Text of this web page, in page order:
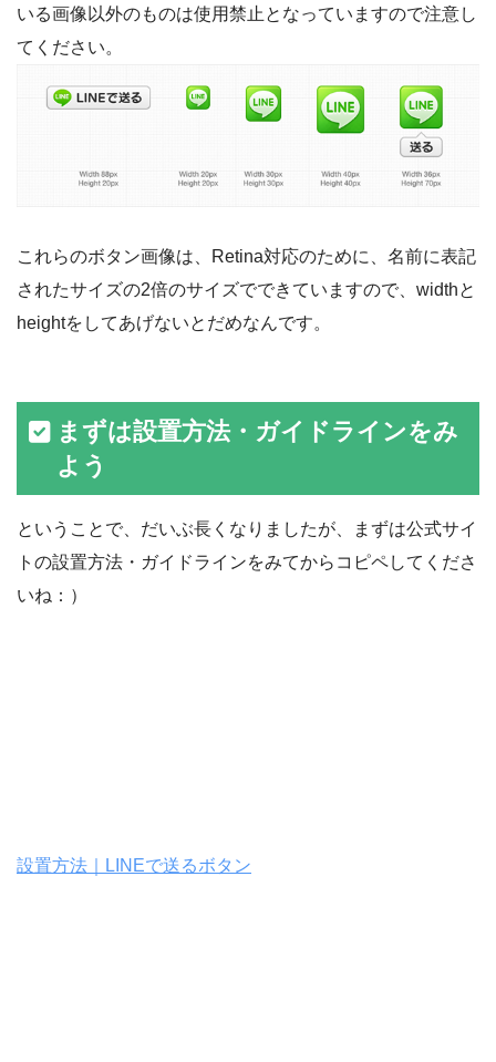
いる画像以外のものは使用禁止となっていますので注意し
てください。
これらのボタン画像は、Retina対応のために、名前に表記
されたサイズの2倍のサイズでできていますので、widthと
heightをしてあげないとだめなんです。
まずは設置方法・ガイドラインをみ
よう
ということで、だいぶ長くなりましたが、まずは公式サイ
トの設置方法・ガイドラインをみてからコピペしてくださ
いね：）
設置方法｜LINEで送るボタン